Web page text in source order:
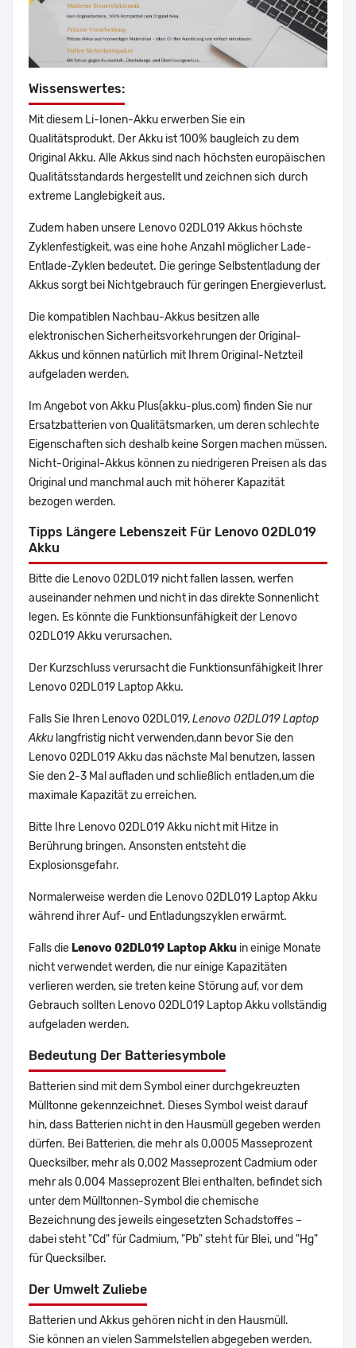
Wissenswertes:
Mit diesem Li-Ionen-Akku erwerben Sie ein
Qualitätsprodukt. Der Akku ist 100% baugleich zu dem
Original Akku. Alle Akkus sind nach höchsten europäischen
Qualitätsstandards hergestellt und zeichnen sich durch
extreme Langlebigkeit aus.
Zudem haben unsere Lenovo 02DL019 Akkus höchste
Zyklenfestigkeit, was eine hohe Anzahl möglicher Lade-
Entlade-Zyklen bedeutet. Die geringe Selbstentladung der
Akkus sorgt bei Nichtgebrauch für geringen Energieverlust.
Die kompatiblen Nachbau-Akkus besitzen alle
elektronischen Sicherheitsvorkehrungen der Original-
Akkus und können natürlich mit Ihrem Original-Netzteil
aufgeladen werden.
Im Angebot von Akku Plus(akku-plus.com) finden Sie nur
Ersatzbatterien von Qualitätsmarken, um deren schlechte
Eigenschaften sich deshalb keine Sorgen machen müssen.
Nicht-Original-Akkus können zu niedrigeren Preisen als das
Original und manchmal auch mit höherer Kapazität
bezogen werden.
Tipps Längere Lebenszeit Für Lenovo 02DL019
Akku
Bitte die Lenovo 02DL019 nicht fallen lassen, werfen
auseinander nehmen und nicht in das direkte Sonnenlicht
legen. Es könnte die Funktionsunfähigkeit der Lenovo
02DL019 Akku verursachen.
Der Kurzschluss verursacht die Funktionsunfähigkeit Ihrer
Lenovo 02DL019 Laptop Akku.
Falls Sie Ihren Lenovo 02DL019,Lenovo 02DL019 Laptop
Akku langfristig nicht verwenden,dann bevor Sie den
Lenovo 02DL019 Akku das nächste Mal benutzen, lassen
Sie den 2-3 Mal aufladen und schließlich entladen,um die
maximale Kapazität zu erreichen.
Bitte Ihre Lenovo 02DL019 Akku nicht mit Hitze in
Berührung bringen. Ansonsten entsteht die
Explosionsgefahr.
Normalerweise werden die Lenovo 02DL019 Laptop Akku
während ihrer Auf- und Entladungszyklen erwärmt.
Falls die Lenovo 02DL019 Laptop Akku in einige Monate
nicht verwendet werden, die nur einige Kapazitäten
verlieren werden, sie treten keine Störung auf, vor dem
Gebrauch sollten Lenovo 02DL019 Laptop Akku vollständig
aufgeladen werden.
Bedeutung Der Batteriesymbole
Batterien sind mit dem Symbol einer durchgekreuzten
Mülltonne gekennzeichnet. Dieses Symbol weist darauf
hin, dass Batterien nicht in den Hausmüll gegeben werden
dürfen. Bei Batterien, die mehr als 0,0005 Masseprozent
Quecksilber, mehr als 0,002 Masseprozent Cadmium oder
mehr als 0,004 Masseprozent Blei enthalten, befindet sich
unter dem Mülltonnen-Symbol die chemische
Bezeichnung des jeweils eingesetzten Schadstoffes –
dabei steht "Cd" für Cadmium, "Pb" steht für Blei, und "Hg"
für Quecksilber.
Der Umwelt Zuliebe
Batterien und Akkus gehören nicht in den Hausmüll.
Sie können an vielen Sammelstellen abgegeben werden.